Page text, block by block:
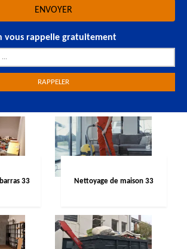
vous rappelle gratuitement
33 Nettoyage de maison 33